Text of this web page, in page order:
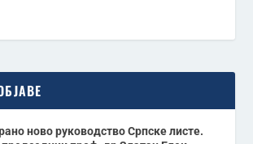
ново руководство Српске листе.